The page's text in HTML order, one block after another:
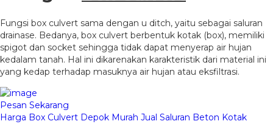
Fungsi box culvert sama dengan u ditch, yaitu sebagai saluran
drainase. Bedanya, box culvert berbentuk kotak (box), memiliki
spigot dan socket sehingga tidak dapat menyerap air hujan
kedalam tanah. Hal ini dikarenakan karakteristik dari material ini
yang kedap terhadap masuknya air hujan atau eksfiltrasi.
Pesan Sekarang
Harga Box Culvert Depok Murah Jual Saluran Beton Kotak